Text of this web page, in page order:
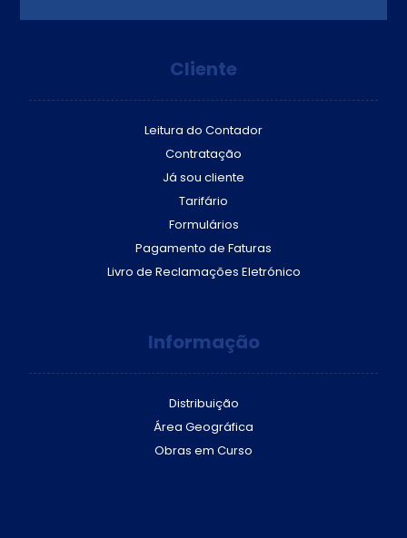
Cliente
Leitura do Contador
Contratação
Já sou cliente
Tarifário
Formulários
Pagamento de Faturas
Livro de Reclamações Eletrónico
Informação
Distribuição
Área Geográfica
Obras em Curso